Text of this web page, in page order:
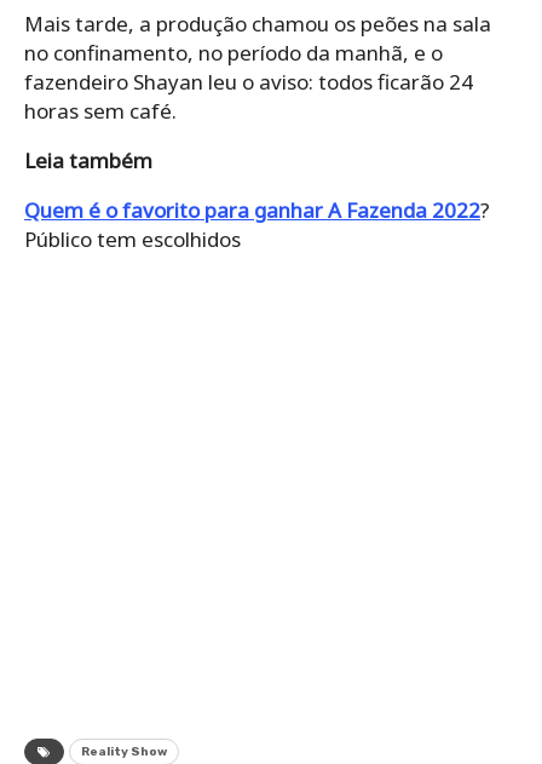
Mais tarde, a produção chamou os peões na sala
no confinamento, no período da manhã, e o
fazendeiro Shayan leu o aviso: todos ficarão 24
horas sem café.
Leia também
Quem é o favorito para ganhar A Fazenda 2022?
Público tem escolhidos
Reality Show